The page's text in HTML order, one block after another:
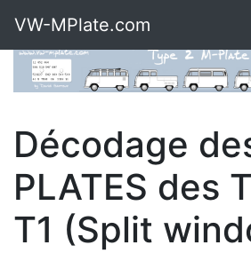
VW-MPlate.com
Décodage
PLATES des
T1 (Split